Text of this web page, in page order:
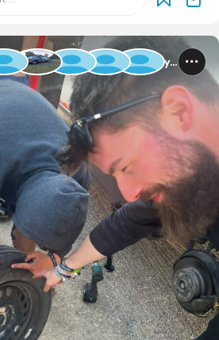
Baltic Rally 2025